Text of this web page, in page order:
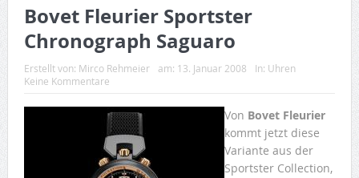
Bovet Fleurier Sportster
Chronograph Saguaro
Erstellt von: Mirco Rehmeier am: 13. Januar 2008 In: Uhren
Keine Kommentare
Von Bovet Fleurier
kommt jetzt diese
Variante aus der
Sportster Collection,